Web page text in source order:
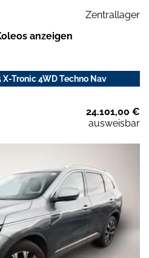
Zentrallager
anzeigen
X-Tronic 4WD Techno Nav
24.101,00 €
ausweisbar